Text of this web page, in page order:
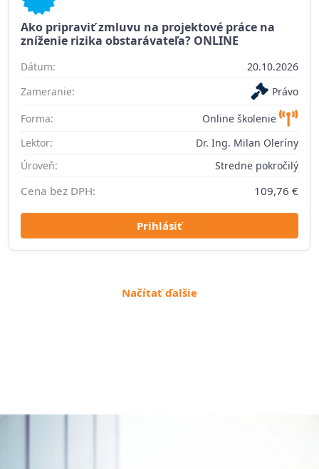
Ako pripraviť zmluvu na projektové práce na
zníženie rizika obstarávateľa? ONLINE
Dátum:
20.10.2026
Zameranie:
Právo
Forma:
Online školenie
Lektor:
Dr. Ing. Milan Oleríny
Úroveň:
Stredne pokročilý
Cena bez DPH: 109,76 €
Prihlásiť
Načítať ďalšie